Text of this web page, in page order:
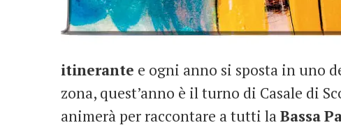
itinerante e ogni anno si sposta in uno
zona, quest’anno è il turno di Casale di
animerà per raccontare a tutti laBassa